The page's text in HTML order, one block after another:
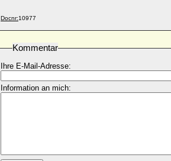
Docnr:10977
Kommentar
Ihre E-Mail-Adresse:
Information an mich: